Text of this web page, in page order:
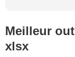
Meilleur
xlsx